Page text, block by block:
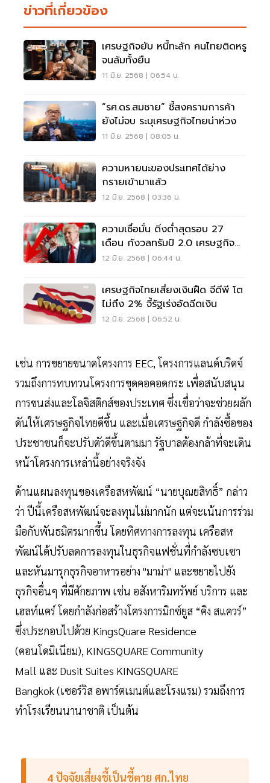
ข่าวที่เกี่ยวข้อง
เศรษฐกิจยับ หนี้ทะลัก คนไทยติดหรู
จนล้มทั้งยืน
11 มิ.ย. 2568 | 06:54 น.
“รศ.ดร.สมชาย” ชี้สงครามการค้า
ยังไม่จบ ระบุเศรษฐกิจไทยน่าห่วง
11 มิ.ย. 2568 | 08:05 น.
ความหายนะของประเทศได้ย่าง
กรายเข้ามาแล้ว
12 มิ.ย. 2568 | 03:36 น.
ความเชื่อมั่น ดิ่งต่ำสุดรอบ 27
เดือน กังวลทรัมป์ 2.0 เศรษฐกิจ
ฟื้นช้า
12 มิ.ย. 2568 | 06:44 น.
เศรษฐกิจไทยเสี่ยงเงินฝืด จีดีพี โต
ไม่ถึง 2% จี้รัฐเร่งอัดฉีดเงิน
12 มิ.ย. 2568 | 06:52 น.
เช่น การขยายขนาดโครงการ EEC, โครงการแลนด์บริดจ์
รวมถึงการทบทวนโครงการขุดคอคอดกระ เพื่อสนับสนุน
การขนส่งและโลจิสติกส์ของประเทศ ซึ่งเชื่อว่าจะช่วยผลัก
ดันให้เศรษฐกิจไทยดีขึ้น และเมื่อเศรษฐกิจดี กำลังซื้อของ
ประชาชนก็จะปรับตัวดีขึ้นตามมา รัฐบาลต้องกล้าที่จะเดิน
หน้าโครงการเหล่านี้อย่างจริงจัง
ด้านแผนลงทุนของเครือสหพัฒน์ “นายบุณยสิทธิ์” กล่าว
ว่า ปีนี้เครือสหพัฒน์จะลงทุนไม่มากนัก แต่จะเน้นการร่วม
มือกับพันธมิตรมากขึ้น โดยทิศทางการลงทุน เครือสห
พัฒน์ได้ปรับลดการลงทุนในธุรกิจแฟชั่นที่กำลังซบเซา
และหันมารุกธุรกิจอาหารอย่าง "มาม่า" และขยายไปยัง
ธุรกิจอื่นๆ ที่มีศักยภาพ เช่น อสังหาริมทรัพย์ บริการ และ
เฮลท์แคร์ โดยกำลังก่อสร้างโครงการมิกซ์ยูส “คิง สแควร์”
ซึ่งประกอบไปด้วย KingsQuare Residence
(คอนโดมิเนียม), KINGSQUARE Community
Mall และ Dusit Suites KINGSQUARE
Bangkok (เซอร์วิส อพาร์ตเมนต์และโรงแรม) รวมถึงการ
ทำโรงเรียนนานาชาติ เป็นต้น
4 ปัจจัยเสี่ยงชี้เป็นชี้ตาย ศก.ไทย